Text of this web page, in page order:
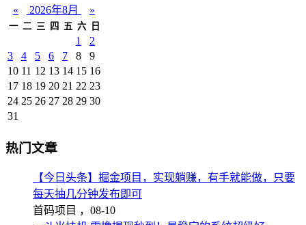
« 2026年8月 »
一 二 三 四 五 六 日
1
2
3
4 5 6 7 8
9
10 11 12 13 14 15 16
17 18 19 20 21 22 23
24 25 26 27 28 29 30
31
热门文章
【今日头条】掘金项目，实现躺赚，有手就能做，只要
每天抽几分钟发布即可
首码项目 ， 08-10